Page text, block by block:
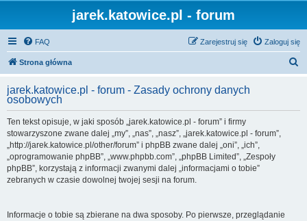
jarek.katowice.pl - forum
FAQ Zaloguj się
Zarejestruj się
Strona główna
k
jarek.katowice.pl - forum - Zasady ochrony danych
osobowych
Ten tekst opisuje, w jaki sposób „jarek.katowice.pl - forum” i firmy
stowarzyszone zwane dalej „my”, „nas”, „nasz”, „jarek.katowice.pl - forum”,
„http://jarek.katowice.pl/other/forum” i phpBB zwane dalej „oni”, „ich”,
„oprogramowanie phpBB”, „www.phpbb.com”, „phpBB Limited”, „Zespoły
phpBB”, korzystają z informacji zwanymi dalej „informacjami o tobie”
zebranych w czasie dowolnej twojej sesji na forum.
Informacje o tobie są zbierane na dwa sposoby. Po pierwsze, przeglądanie